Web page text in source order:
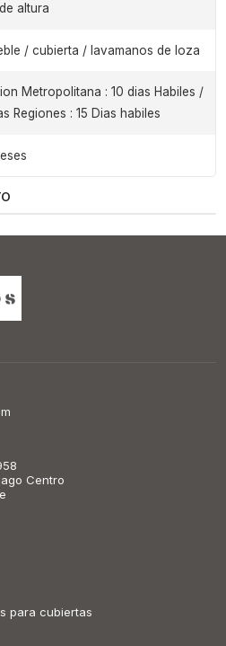
altura
/ cubierta / lavamanos de loza
Metropolitana : 10 dias Habiles /
Regiones : 15 Dias habiles
Centro
para cubiertas